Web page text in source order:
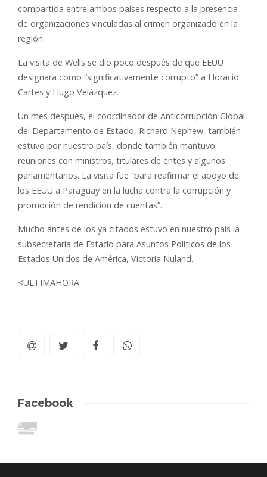
compartida entre ambos países respecto a la presencia
de organizaciones vinculadas al crimen organizado en la
región.
La visita de Wells se dio poco después de que EEUU
designara como “significativamente corrupto” a Horacio
Cartes y Hugo Velázquez.
Un mes después, el coordinador de Anticorrupción Global
del Departamento de Estado, Richard Nephew, también
estuvo por nuestro país, donde también mantuvo
reuniones con ministros, titulares de entes y algunos
parlamentarios. La visita fue “para reafirmar el apoyo de
los EEUU a Paraguay en la lucha contra la corrupción y
promoción de rendición de cuentas”.
Mucho antes de los ya citados estuvo en nuestro país la
subsecretaria de Estado para Asuntos Políticos de los
Estados Unidos de América, Victoria Nuland.
<ULTIMAHORA
Facebook